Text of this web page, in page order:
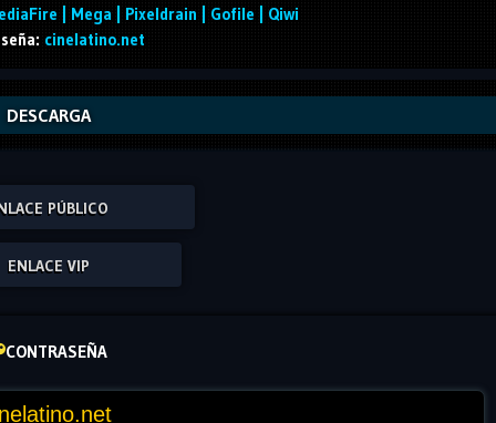
| Mega | Pixeldrain | Gofile | Qiwi
cinelatino.net
DESCARGA
PÚBLICO
ENLACE VIP
CONTRASEÑA